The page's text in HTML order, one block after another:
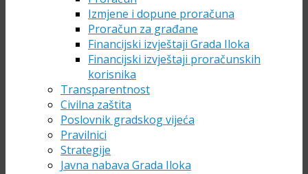
Izmjene i dopune proračuna
Proračun za građane
Financijski izvještaji Grada Iloka
Financijski izvještaji proračunskih
korisnika
Transparentnost
Civilna zaštita
Poslovnik gradskog vijeća
Pravilnici
Strategije
Javna nabava Grada Iloka